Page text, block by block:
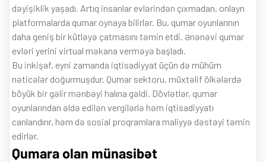
dəyişiklik yaşadı. Artıq insanlar evlərindən çıxmadan, onlayn
platformalarda qumar oynaya bilirlər. Bu, qumar oyunlarının
daha geniş bir kütləyə çatmasını təmin etdi. Ənənəvi qumar
evləri yerini virtual məkana verməyə başladı.
Bu inkişaf, eyni zamanda iqtisadiyyat üçün də mühüm
nəticələr doğurmuşdur. Qumar sektoru, müxtəlif ölkələrdə
böyük bir gəlir mənbəyi halına gəldi. Dövlətlər, qumar
oyunlarından əldə edilən vergilərlə həm iqtisadiyyatı
canlandırır, həm də sosial proqramlara maliyyə dəstəyi təmin
edirlər.
Qumara olan münasibət